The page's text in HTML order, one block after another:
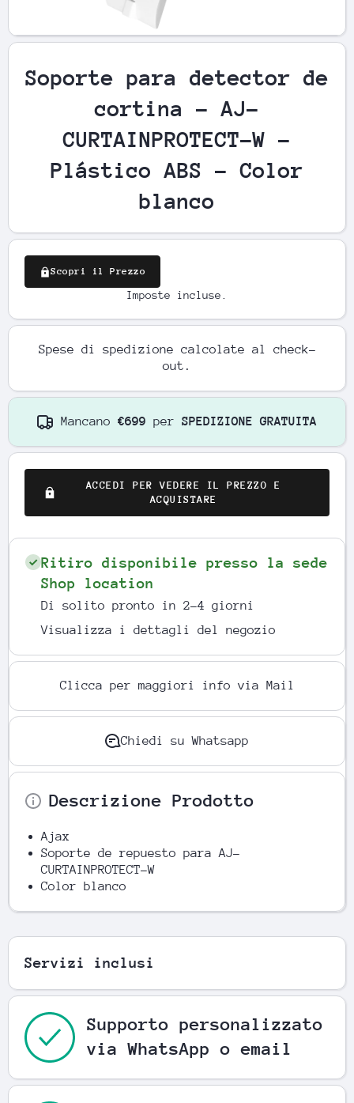
Apri contenuti multimediali 1 in finestra modale
Soporte para detector de
cortina - AJ-
CURTAINPROTECT-W -
Plástico ABS - Color
blanco
Scopri il Prezzo
Imposte incluse.
Spese di spedizione calcolate al check-
out.
Mancano €699 per SPEDIZIONE GRATUITA
ACCEDI PER VEDERE IL PREZZO E
ACQUISTARE
Ritiro disponibile presso la sede
Shop location
Di solito pronto in 2-4 giorni
Visualizza i dettagli del negozio
Clicca per maggiori info via Mail
Chiedi su Whatsapp
Descrizione Prodotto
Ajax
Soporte de repuesto para AJ-
CURTAINPROTECT-W
Color blanco
Servizi inclusi
Supporto personalizzato
via WhatsApp o email